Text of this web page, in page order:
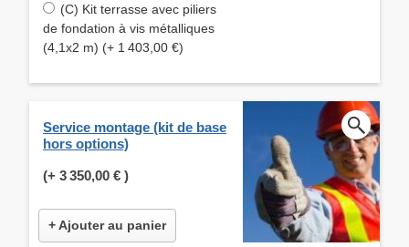
(C) Kit terrasse avec piliers
de fondation à vis métalliques
(4,1x2 m) (+ 1 403,00 €)
Service montage (kit de base
hors options)
(+ 3 350,00 € )
+ Ajouter au panier